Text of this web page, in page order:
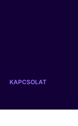
KAPCSOLAT